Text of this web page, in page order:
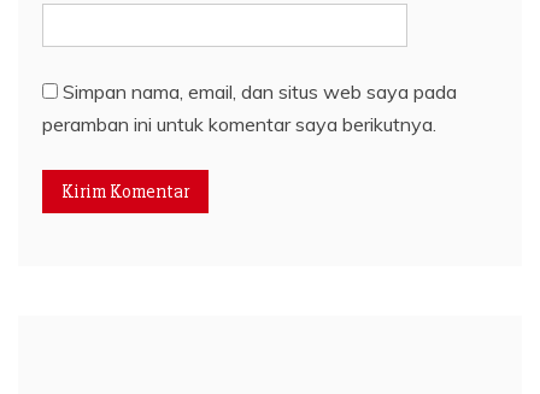
Simpan nama, email, dan situs web saya pada
peramban ini untuk komentar saya berikutnya.